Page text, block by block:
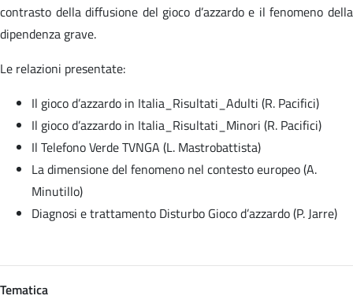
contrasto della diffusione del gioco d’azzardo e il fenomeno della
dipendenza grave.
Le relazioni presentate:
Il gioco d’azzardo in Italia_Risultati_Adulti (R. Pacifici)
Il gioco d’azzardo in Italia_Risultati_Minori (R. Pacifici)
Il Telefono Verde TVNGA (L. Mastrobattista)
La dimensione del fenomeno nel contesto europeo (A.
Minutillo)
Diagnosi e trattamento Disturbo Gioco d’azzardo (P. Jarre)
Tematica